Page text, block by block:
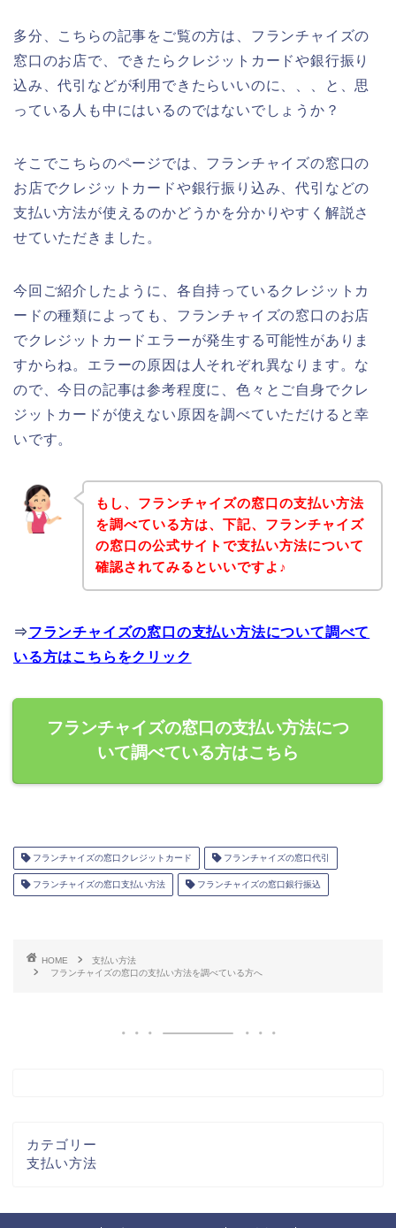
多分、こちらの記事をご覧の方は、フランチャイズの
窓口のお店で、できたらクレジットカードや銀行振り
込み、代引などが利用できたらいいのに、、、と、思
っている人も中にはいるのではないでしょうか？
そこでこちらのページでは、フランチャイズの窓口の
お店でクレジットカードや銀行振り込み、代引などの
支払い方法が使えるのかどうかを分かりやすく解説さ
せていただきました。
今回ご紹介したように、各自持っているクレジットカ
ードの種類によっても、フランチャイズの窓口のお店
でクレジットカードエラーが発生する可能性がありま
すからね。エラーの原因は人それぞれ異なります。な
ので、今日の記事は参考程度に、色々とご自身でクレ
ジットカードが使えない原因を調べていただけると幸
いです。
もし、フランチャイズの窓口の支払い方法
を調べている方は、下記、フランチャイズ
の窓口の公式サイトで支払い方法について
確認されてみるといいですよ♪
⇒フランチャイズの窓口の支払い方法について調べて
いる方はこちらをクリック
フランチャイズの窓口の支払い方法につ
いて調べている方はこちら
フランチャイズの窓口クレジットカード フランチャイズの窓口代引
フランチャイズの窓口支払い方法 フランチャイズの窓口銀行振込
HOME
支払い方法
フランチャイズの窓口の支払い方法を調べている方へ
カテゴリー
支払い方法